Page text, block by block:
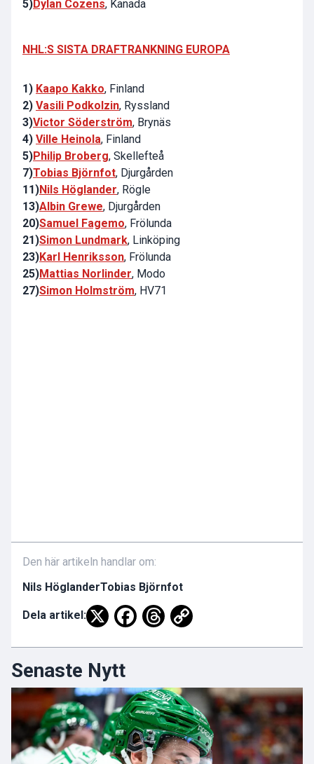
5)Dylan Cozens, Kanada
NHL:S SISTA DRAFTRANKNING EUROPA
1) Kaapo Kakko, Finland
2) Vasili Podkolzin, Ryssland
3)Victor Söderström, Brynäs
4) Ville Heinola, Finland
5)Philip Broberg, Skellefteå
7)Tobias Björnfot, Djurgården
11)Nils Höglander, Rögle
13)Albin Grewe, Djurgården
20)Samuel Fagemo, Frölunda
21)Simon Lundmark, Linköping
23)Karl Henriksson, Frölunda
25)Mattias Norlinder, Modo
27)Simon Holmström, HV71
Den här artikeln handlar om:
Nils HöglanderTobias Björnfot
Dela artikel:
Senaste Nytt